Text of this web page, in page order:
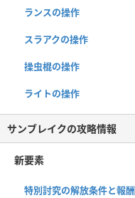
ランスの操作
スラアクの操作
操虫棍の操作
ライトの操作
サンブレイクの攻略情報
新要素
特別討究の解放条件と報酬